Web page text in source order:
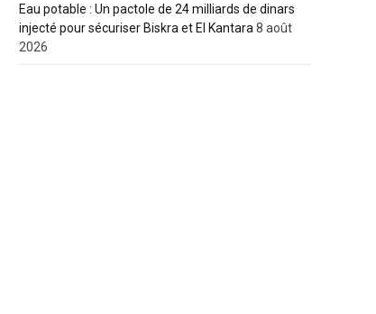
Eau potable : Un pactole de 24 milliards de dinars
injecté pour sécuriser Biskra et El Kantara 8 août
2026